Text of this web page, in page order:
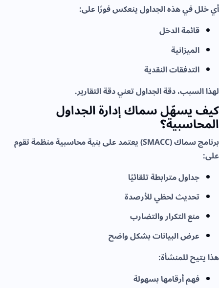
أي خلل في هذه الجداول ينعكس فورًا على:
قائمة الدخل
الميزانية
التدفقات النقدية
لهذا السبب، دقة الجداول تعني دقة التقارير.
كيف يسهّل سماك إدارة الجداول
المحاسبية؟
برنامج سماك (SMACC) يعتمد على بنية محاسبية منظمة تقوم
على:
جداول مترابطة تلقائيًا
تحديث لحظي للأرصدة
منع التكرار والتضارب
عرض البيانات بشكل واضح
هذا يتيح للمنشأة:
فهم أرقامها بسهولة